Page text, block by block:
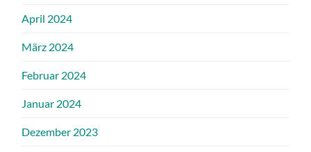
April 2024
März 2024
Februar 2024
Januar 2024
Dezember 2023